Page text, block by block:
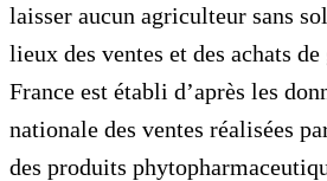
laisser aucun agriculteur sans
lieux des ventes et des achats
France est établi d’après les
nationale des ventes réalisées
des produits